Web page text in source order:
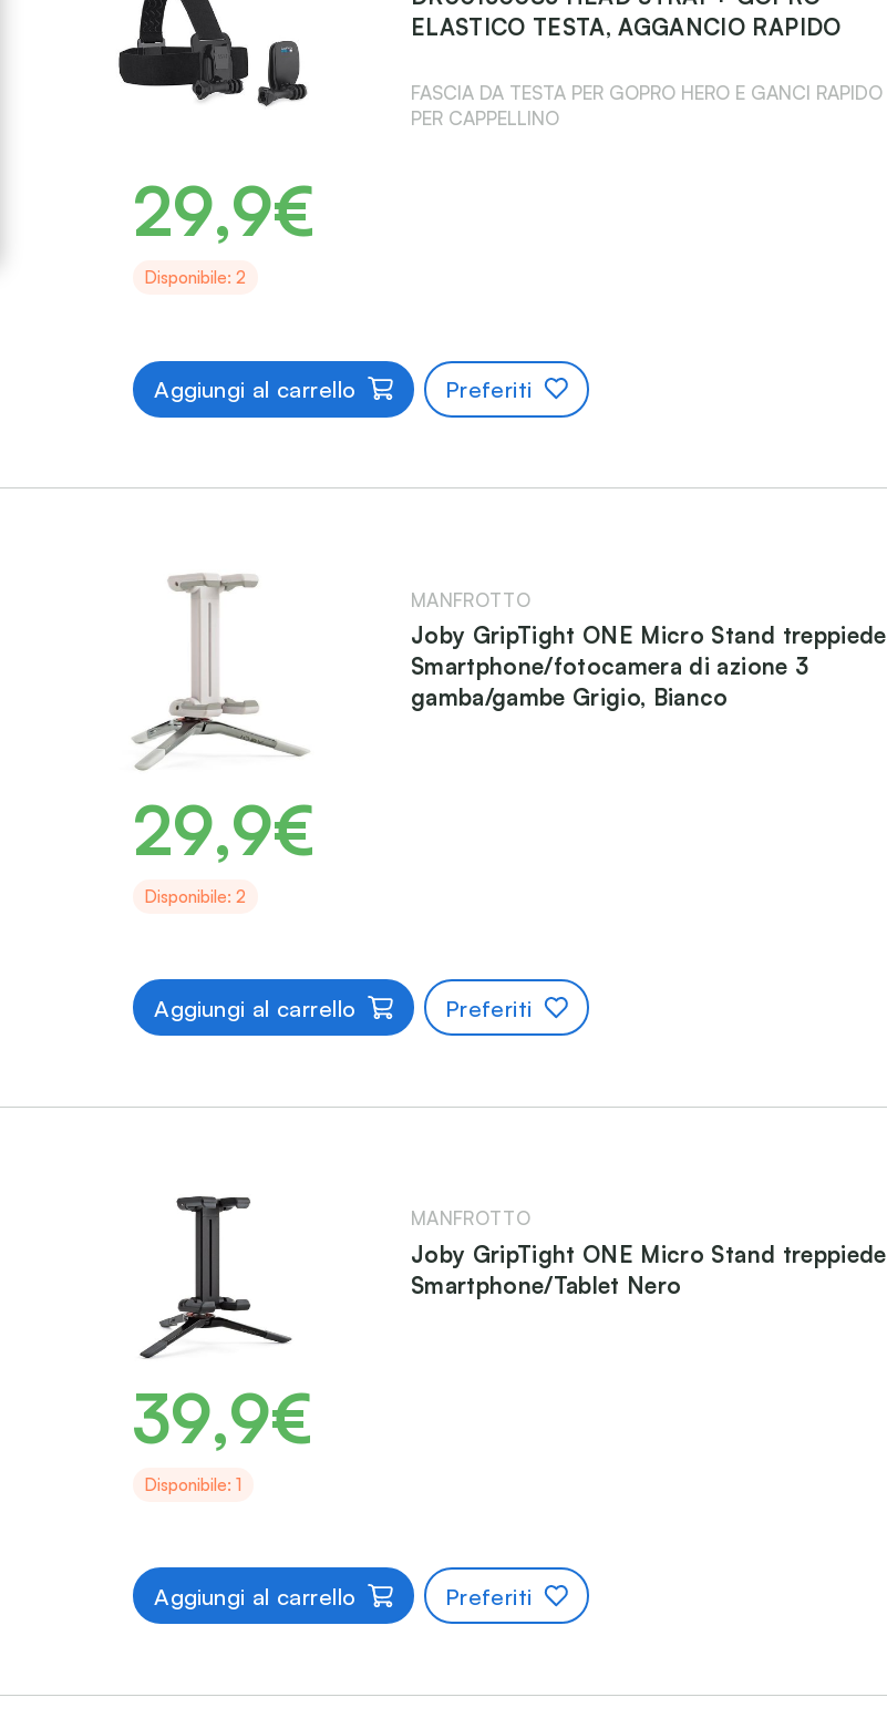
ELASTICO TESTA, AGGANCIO RAPIDO
FASCIA DA TESTA PER GOPRO HERO E GANCI RAPIDO
PER CAPPELLINO
29,9€
Disponibile: 2
Aggiungi al carrello Preferiti
MANFROTTO
Joby GripTight ONE Micro Stand treppiede
Smartphone/fotocamera di azione 3
gamba/gambe Grigio, Bianco
29,9€
Disponibile: 2
Aggiungi al carrello Preferiti
MANFROTTO
Joby GripTight ONE Micro Stand treppiede
Smartphone/Tablet Nero
39,9€
Disponibile: 1
Aggiungi al carrello Preferiti